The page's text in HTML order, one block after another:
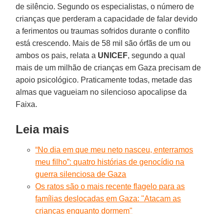
de silêncio. Segundo os especialistas, o número de
crianças que perderam a capacidade de falar devido
a ferimentos ou traumas sofridos durante o conflito
está crescendo. Mais de 58 mil são órfãs de um ou
ambos os pais, relata a UNICEF, segundo a qual
mais de um milhão de crianças em Gaza precisam de
apoio psicológico. Praticamente todas, metade das
almas que vagueiam no silencioso apocalipse da
Faixa.
Leia mais
“No dia em que meu neto nasceu, enterramos
meu filho”: quatro histórias de genocídio na
guerra silenciosa de Gaza
Os ratos são o mais recente flagelo para as
famílias deslocadas em Gaza: "Atacam as
crianças enquanto dormem"